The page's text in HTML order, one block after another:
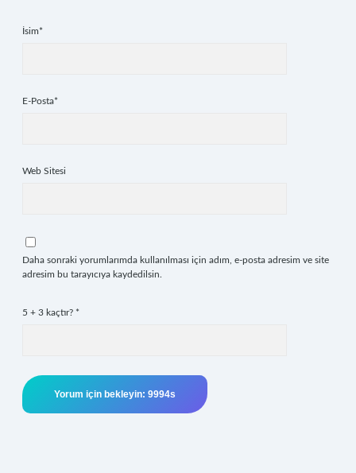
İsim*
E-Posta*
Web Sitesi
Daha sonraki yorumlarımda kullanılması için adım, e-posta adresim ve site
adresim bu tarayıcıya kaydedilsin.
5 + 3 kaçtır? *